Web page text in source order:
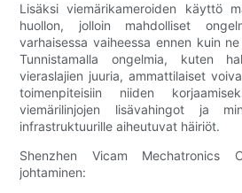
Lisäksi viemärikameroiden käyttö
huollon, jolloin mahdolliset
varhaisessa vaiheessa ennen kuin
Tunnistamalla ongelmia, kuten
vieraslajien juuria, ammattilaiset
toimenpiteisiin niiden
viemärilinjojen lisävahingot ja
infrastruktuurille aiheutuvat häiriöt.
Shenzhen Vicam Mechatronics
johtaminen: